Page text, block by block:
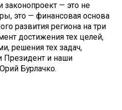
— это не
это — финансовая основа
развития региона на три
достижения тех целей,
решения тех задач,
Президент и наши
Бурлачко.